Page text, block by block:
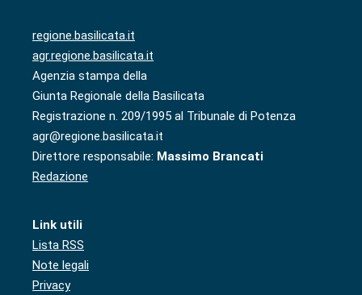
regione.basilicata.it
agr.regione.basilicata.it
Agenzia stampa della
Giunta Regionale della Basilicata
Registrazione n. 209/1995 al Tribunale di Potenza
agr@regione.basilicata.it
Direttore responsabile: Massimo Brancati
Redazione
Link utili
Lista RSS
Note legali
Privacy